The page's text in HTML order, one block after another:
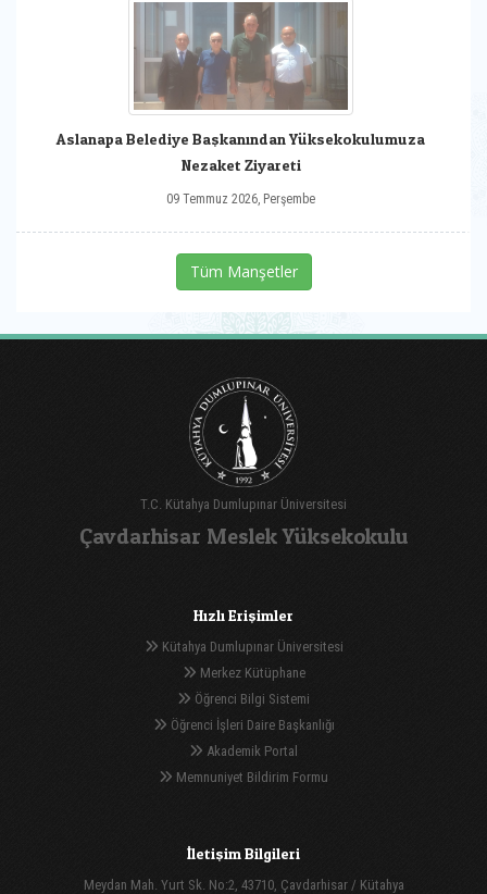
Aslanapa Belediye Başkanından Yüksekokulumuza
Nezaket Ziyareti
09 Temmuz 2026, Perşembe
Tüm Manşetler
T.C. Kütahya Dumlupınar Üniversitesi
Çavdarhisar Meslek Yüksekokulu
Hızlı Erişimler
Kütahya Dumlupınar Üniversitesi
Merkez Kütüphane
Öğrenci Bilgi Sistemi
Öğrenci İşleri Daire Başkanlığı
Akademik Portal
Memnuniyet Bildirim Formu
İletişim Bilgileri
Meydan Mah. Yurt Sk. No:2, 43710, Çavdarhisar / Kütahya